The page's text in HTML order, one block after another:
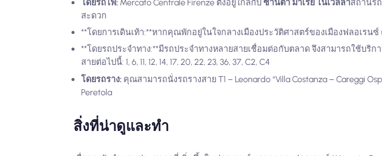
สะดวก
**โดยการเดินเท้า:**หากคุณพักอยู่ในใจกลางเมืองประวัติศาสตร์ของเมืองฟลอเร
**โดยรถประจำทาง:**มีรถประจำทางหลายสายเชื่อมต่อกับตลาด จึงสามารถใช้บ
สายต่อไปนี้: 1, 6, 11, 12, 14, 17, 20, 22, 23, 36, 37, C2, C4
โดยรถราง: คุณสามารถนั่งรถรางสาย T1 – Leonardo “Villa Costanza – Careggi
Peretola
สิ่งที่น่าดูและทำ